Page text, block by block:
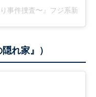
事件捜査〜』フジ系新火
れ家』）